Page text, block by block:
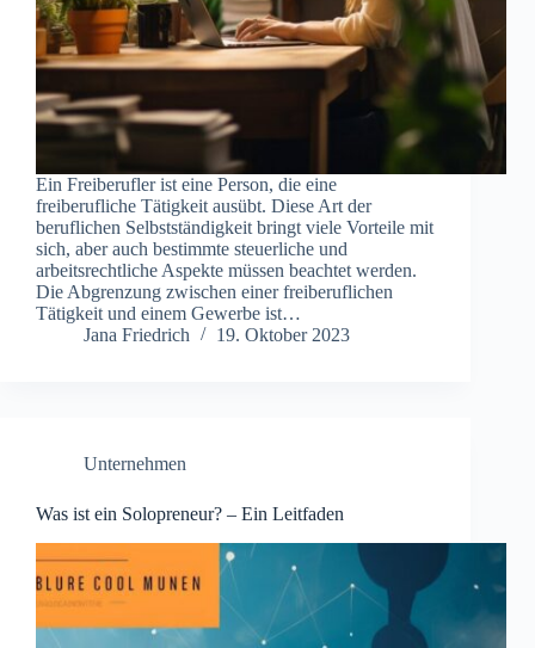
Ein Freiberufler ist eine Person, die eine
freiberufliche Tätigkeit ausübt. Diese Art der
beruflichen Selbstständigkeit bringt viele Vorteile mit
sich, aber auch bestimmte steuerliche und
arbeitsrechtliche Aspekte müssen beachtet werden.
Die Abgrenzung zwischen einer freiberuflichen
Tätigkeit und einem Gewerbe ist…
Jana Friedrich
19. Oktober 2023
Unternehmen
Was ist ein Solopreneur? – Ein Leitfaden